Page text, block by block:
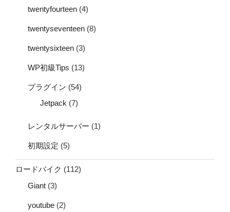
twentyfourteen (4)
twentyseventeen (8)
twentysixteen (3)
WP初級Tips (13)
プラグイン (54)
Jetpack (7)
レンタルサーバー (1)
初期設定 (5)
ロードバイク (112)
Giant (3)
youtube (2)